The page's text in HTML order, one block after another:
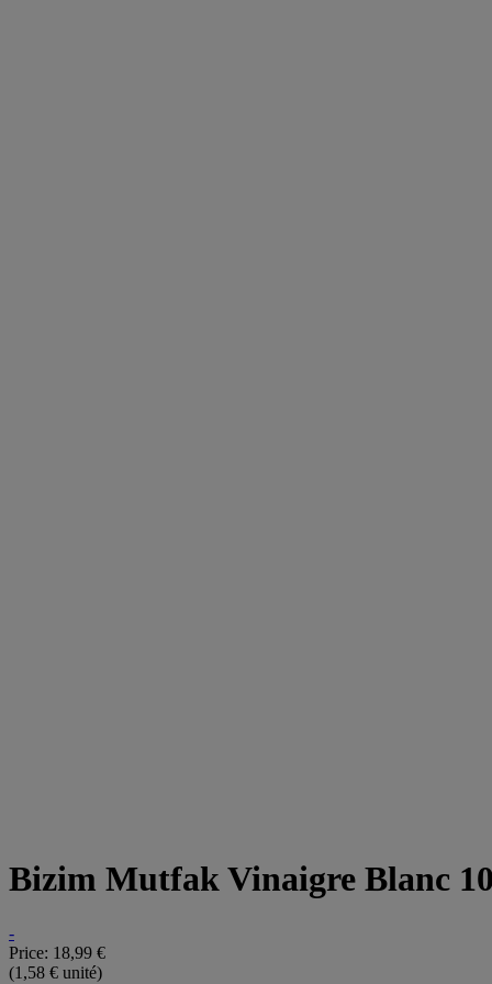
Bizim Mutfak Vinaigre Blanc
-
Price: 18,99 €
(1,58 € unité)